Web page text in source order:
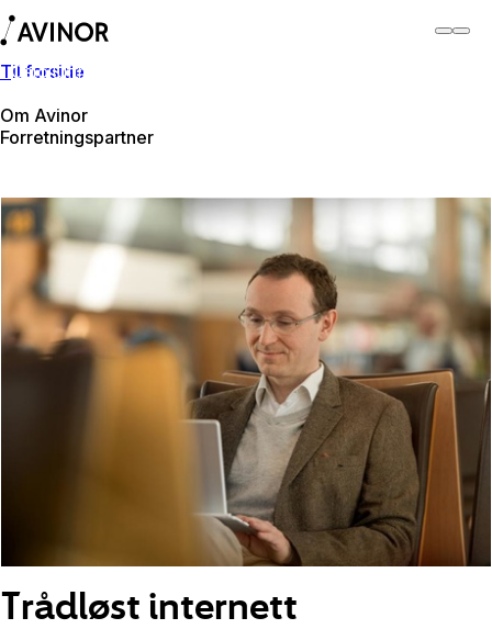
Til forside
Om Avinor
Forretningspartner
Oslo lufthavn
Trådløst internett